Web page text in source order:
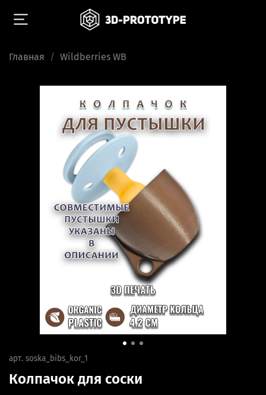
Главная Wildberries WB
арт. soska_bibs_kor_1
Колпачок для соски